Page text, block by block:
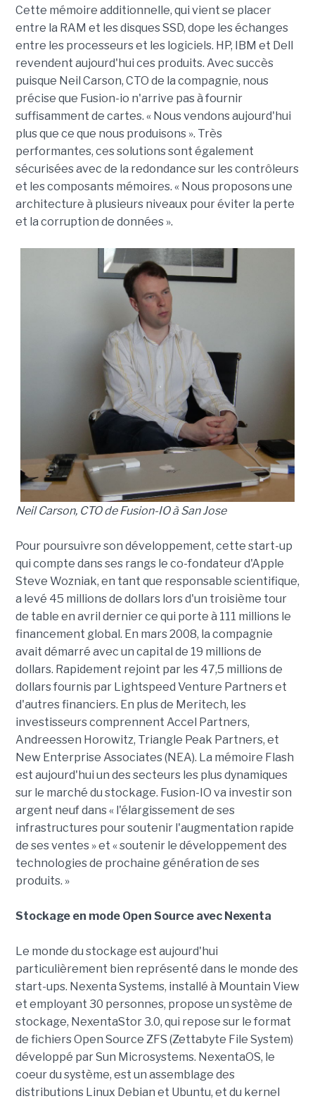
Cette mémoire additionnelle, qui vient se placer
entre la RAM et les disques SSD, dope les échanges
entre les processeurs et les logiciels. HP, IBM et Dell
revendent aujourd'hui ces produits. Avec succès
puisque Neil Carson, CTO de la compagnie, nous
précise que Fusion-io n'arrive pas à fournir
suffisamment de cartes. « Nous vendons aujourd'hui
plus que ce que nous produisons ». Très
performantes, ces solutions sont également
sécurisées avec de la redondance sur les contrôleurs
et les composants mémoires. « Nous proposons une
architecture à plusieurs niveaux pour éviter la perte
et la corruption de données ».
Neil Carson, CTO de Fusion-IO à San Jose
Pour poursuivre son développement, cette start-up
qui compte dans ses rangs le co-fondateur d'Apple
Steve Wozniak, en tant que responsable scientifique,
a levé 45 millions de dollars lors d'un troisième tour
de table en avril dernier ce qui porte à 111 millions le
financement global. En mars 2008, la compagnie
avait démarré avec un capital de 19 millions de
dollars. Rapidement rejoint par les 47,5 millions de
dollars fournis par Lightspeed Venture Partners et
d'autres financiers. En plus de Meritech, les
investisseurs comprennent Accel Partners,
Andreessen Horowitz, Triangle Peak Partners, et
New Enterprise Associates (NEA). La mémoire Flash
est aujourd'hui un des secteurs les plus dynamiques
sur le marché du stockage. Fusion-IO va investir son
argent neuf dans « l'élargissement de ses
infrastructures pour soutenir l'augmentation rapide
de ses ventes » et « soutenir le développement des
technologies de prochaine génération de ses
produits. »
Stockage en mode Open Source avec Nexenta
Le monde du stockage est aujourd'hui
particulièrement bien représenté dans le monde des
start-ups. Nexenta Systems, installé à Mountain View
et employant 30 personnes, propose un système de
stockage, NexentaStor 3.0, qui repose sur le format
de fichiers Open Source ZFS (Zettabyte File System)
développé par Sun Microsystems. NexentaOS, le
coeur du système, est un assemblage des
distributions Linux Debian et Ubuntu, et du kernel